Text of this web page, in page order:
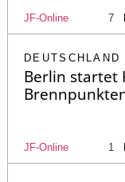
JF-Online 7
DEUTSCHLAND
Berlin startet
JF-Online 1